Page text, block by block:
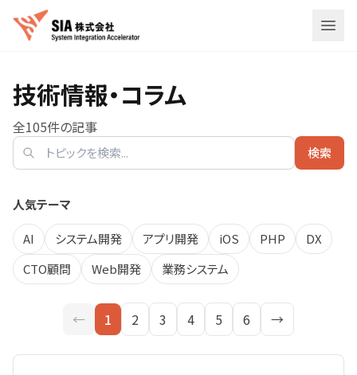
メニ
技術情報・コラム
全105件の記事
検索
人気テーマ
AI システム開発 アプリ開発 iOS PHP
DX
CTO顧問
Web開発 業務システム
← 1 2 3 4 5 6 →